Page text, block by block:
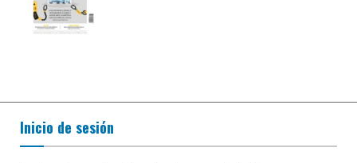
Inicio de sesión